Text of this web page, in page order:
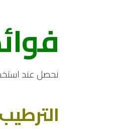
نحصل عند